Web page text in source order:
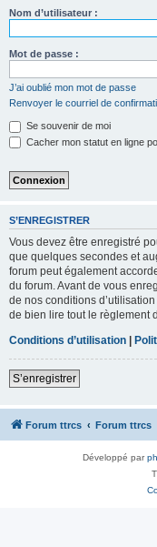
Nom d’utilisateur :
Mot de passe :
J’ai oublié mon mot de passe
Renvoyer le courriel de
Se souvenir de moi
Cacher mon statut en ligne
S’ENREGISTRER
Vous devez être enregistré
que quelques secondes et
forum peut également
du forum. Avant de vous
de nos conditions
de bien lire tout le règlement
Conditions d’utilisation |
S’enregistrer
Forum ttrcs Forum ttrcs
Développé par